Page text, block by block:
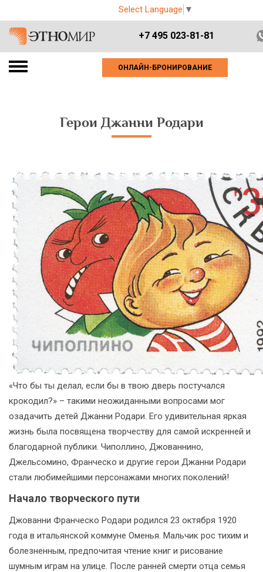
Select Language ▼
+7 495 023-81-81
ОНЛАЙН-БРОНИРОВАНИЕ
Герои Джанни Родари
«Что бы ты делал, если бы в твою дверь постучался
крокодил?» – такими неожиданными вопросами мог
озадачить детей Джанни Родари. Его удивительная яркая
жизнь была посвящена творчеству для самой искренней и
благодарной публики. Чиполлино, Джованнино,
Джельсомино, Франческо и другие герои Джанни Родари
стали любимейшими персонажами многих поколений!
Начало творческого пути
Джованни Франческо Родари родился 23 октября 1920
года в итальянской коммуне Оменья. Мальчик рос тихим и
болезненным, предпочитая чтение книг и рисование
шумным играм на улице. После ранней смерти отца семья